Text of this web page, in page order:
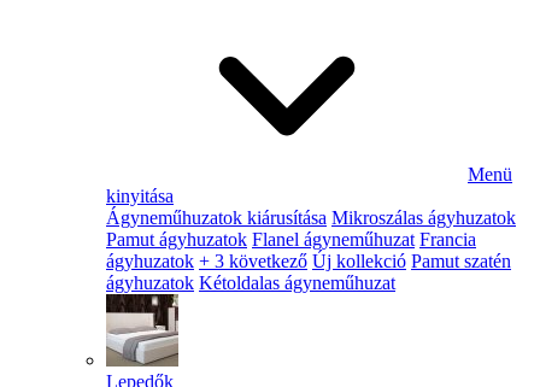
Menü
kinyitása
Ágyneműhuzatok kiárusítása Mikroszálas ágyhuzatok
Pamut ágyhuzatok Flanel ágyneműhuzat Francia
ágyhuzatok + 3 következő Új kollekció Pamut szatén
ágyhuzatok Kétoldalas ágyneműhuzat
Lepedők